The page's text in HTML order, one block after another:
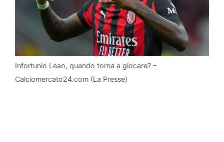
Infortunio Leao, quando torna a giocare? –
Calciomercato24.com (La Presse)